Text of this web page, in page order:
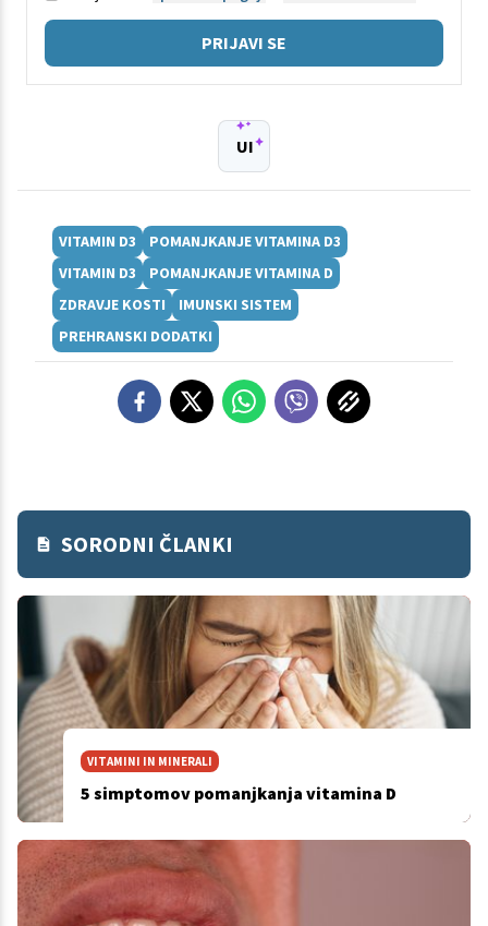
PRIJAVI SE
UI
VITAMIN D3
POMANJKANJE VITAMINA D3
VITAMIN D3
POMANJKANJE VITAMINA D
ZDRAVJE KOSTI
IMUNSKI SISTEM
PREHRANSKI DODATKI
SORODNI ČLANKI
VITAMINI IN MINERALI
5 simptomov pomanjkanja vitamina D